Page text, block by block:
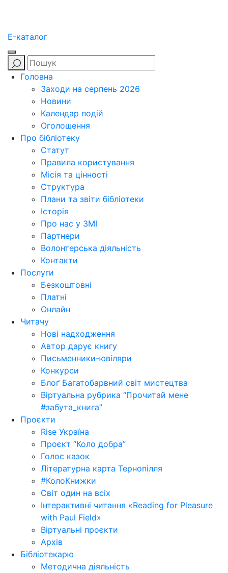
E-каталог
Головна
Заходи на серпень 2026
Новини
Календар подій
Оголошення
Про бібліотеку
Статут
Правила користування
Місія та цінності
Структура
Плани та звіти бібліотеки
Історія
Про нас у ЗМІ
Партнери
Волонтерська діяльність
Контакти
Послуги
Безкоштовні
Платні
Онлайн
Читачу
Нові надходження
Автор дарує книгу
Письменники-ювіляри
Конкурси
Блоґ Багатобарвний світ мистецтва
Віртуальна рубрика “Прочитай мене
#забута_книга”
Проєкти
Rise Україна
Проєкт “Коло добра”
Голос казок
Літературна карта Тернопілля
#КолоКнижки
Світ один на всіх
Інтерактивні читання «Reading for Pleasure
with Paul Field»
Віртуальні проєкти
Архів
Бібліотекарю
Методична діяльність